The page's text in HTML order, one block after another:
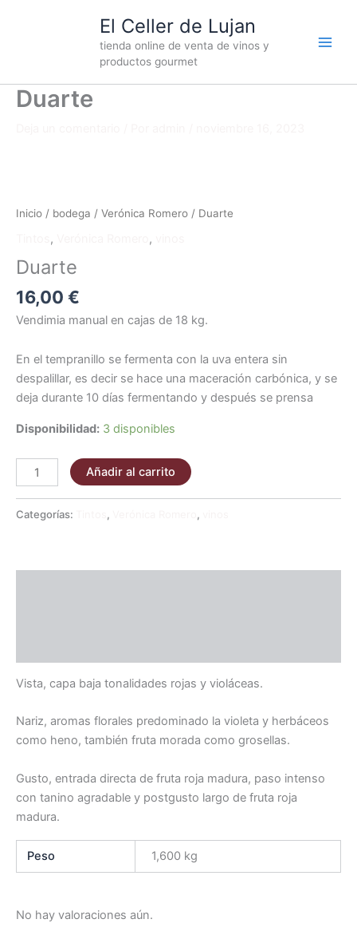
El Celler de Lujan
tienda online de venta de vinos y
productos gourmet
Duarte
Inicio / bodega / Verónica Romero / Duarte
, ,
Duarte
16,00 €
Vendimia manual en cajas de 18 kg.
En el tempranillo se fermenta con la uva entera sin
despalillar, es decir se hace una maceración carbónica, y se
deja durante 10 días fermentando y después se prensa
Disponibilidad: 3 disponibles
Añadir al carrito
Categorías: , ,
Vista, capa baja tonalidades rojas y violáceas.
Nariz, aromas florales predominado la violeta y herbáceos
como heno, también fruta morada como grosellas.
Gusto, entrada directa de fruta roja madura, paso intenso
con tanino agradable y postgusto largo de fruta roja
madura.
Peso 1,600 kg
No hay valoraciones aún.